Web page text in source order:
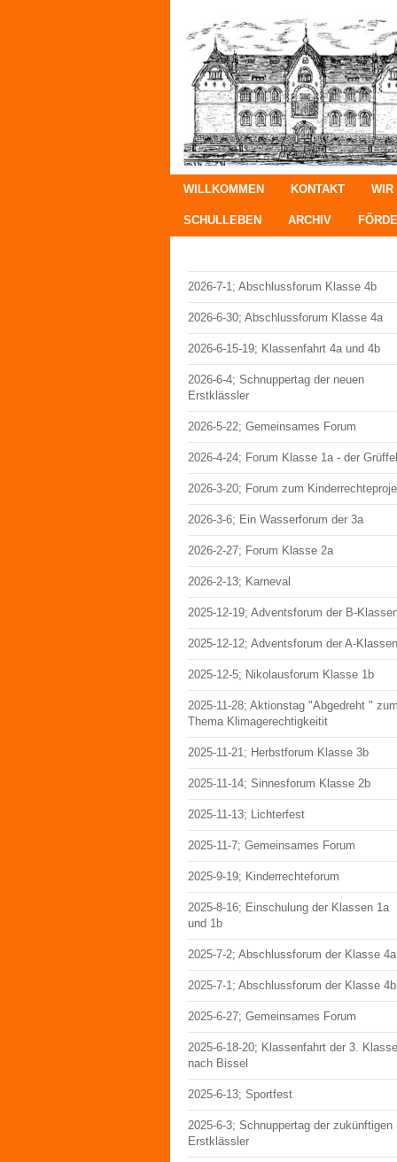
WILLKOMMEN KONTAKT WIR
SCHULLEBEN ARCHIV
2026-7-1; Abschlussforum Klasse 4b
2026-6-30; Abschlussforum Klasse 4a
2026-6-15-19; Klassenfahrt 4a und 4b
2026-6-4; Schnuppertag der neuen
Erstklässler
2026-5-22; Gemeinsames Forum
2026-4-24; Forum Klasse 1a - der
2026-3-20; Forum zum
2026-3-6; Ein Wasserforum der 3a
2026-2-27; Forum Klasse 2a
2026-2-13; Karneval
2025-12-19; Adventsforum der B-
2025-12-12; Adventsforum der A-Klassen
2025-12-5; Nikolausforum Klasse 1b
2025-11-28; Aktionstag "Abgedreht "
Thema Klimagerechtigkeitit
2025-11-21; Herbstforum Klasse 3b
2025-11-14; Sinnesforum Klasse 2b
2025-11-13; Lichterfest
2025-11-7; Gemeinsames Forum
2025-9-19; Kinderrechteforum
2025-8-16; Einschulung der Klassen 1a
und 1b
2025-7-2; Abschlussforum der Klasse 4a
2025-7-1; Abschlussforum der Klasse 4b
2025-6-27; Gemeinsames Forum
2025-6-18-20; Klassenfahrt der 3.
nach Bissel
2025-6-13; Sportfest
2025-6-3; Schnuppertag der zukünftigen
Erstklässler